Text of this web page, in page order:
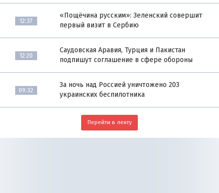
12:37
«Пощёчина русским»: Зеленский совершит
первый визит в Сербию
12:20
Саудовская Аравия, Турция и Пакистан
подпишут соглашение в сфере обороны
09:32
За ночь над Россией уничтожено 203
украинских беспилотника
Перейти в ленту